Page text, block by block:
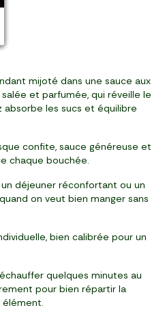
mijoté dans une sauce aux
et parfumée, qui réveille le
les sucs et équilibre
confite, sauce généreuse et
chaque bouchée.
déjeuner réconfortant ou un
on veut bien manger sans
bien calibrée pour un
quelques minutes au
pour bien répartir la